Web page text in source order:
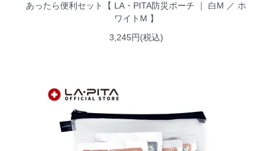
あったら便利セット【 LA・PITA防災ポーチ ｜ 白M ／ ホ
ワイトM 】
3,245円(税込)